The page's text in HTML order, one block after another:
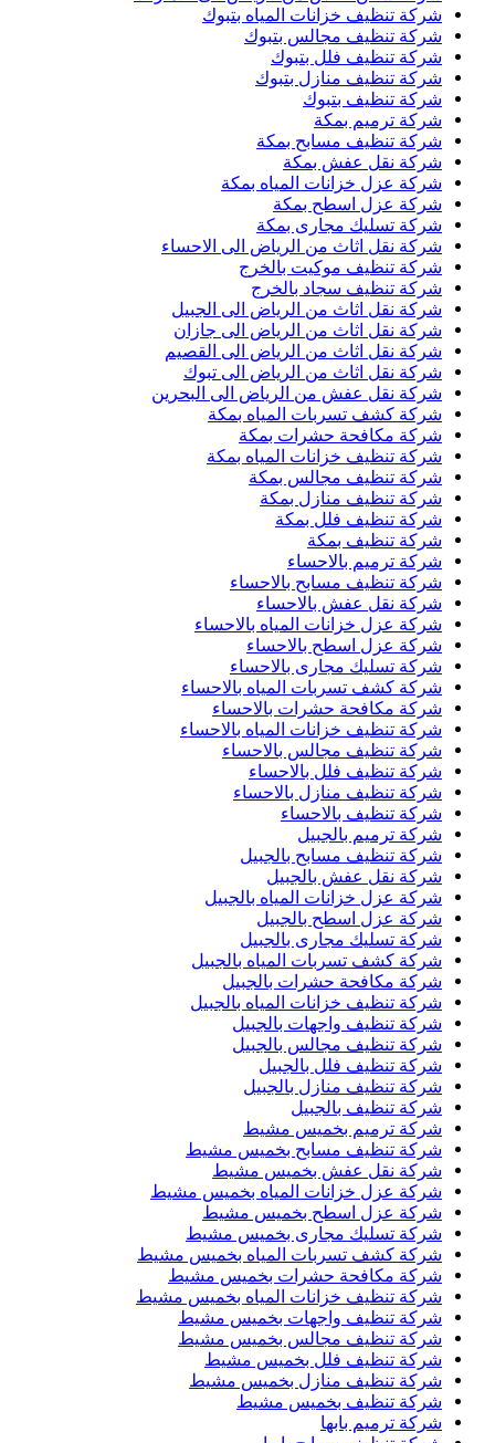
شركة تنظيف خزانات المياه بتبوك
شركة تنظيف مجالس بتبوك
شركة تنظيف فلل بتبوك
شركة تنظيف منازل بتبوك
شركة تنظيف بتبوك
شركة ترميم بمكة
شركة تنظيف مسابح بمكة
شركة نقل عفش بمكة
شركة عزل خزانات المياه بمكة
شركة عزل اسطح بمكة
شركة تسليك مجارى بمكة
شركة نقل اثاث من الرياض الى الاحساء
شركة تنظيف موكيت بالخرج
شركة تنظيف سجاد بالخرج
شركة نقل اثاث من الرياض الى الجبيل
شركة نقل اثاث من الرياض الى جازان
شركة نقل اثاث من الرياض الى القصيم
شركة نقل اثاث من الرياض الى تبوك
شركة نقل عفش من الرياض الى البحرين
شركة كشف تسربات المياه بمكة
شركة مكافحة حشرات بمكة
شركة تنظيف خزانات المياه بمكة
شركة تنظيف مجالس بمكة
شركة تنظيف منازل بمكة
شركة تنظيف فلل بمكة
شركة تنظيف بمكة
شركة ترميم بالاحساء
شركة تنظيف مسابح بالاحساء
شركة نقل عفش بالاحساء
شركة عزل خزانات المياه بالاحساء
شركة عزل اسطح بالاحساء
شركة تسليك مجارى بالاحساء
شركة كشف تسربات المياه بالاحساء
شركة مكافحة حشرات بالاحساء
شركة تنظيف خزانات المياه بالاحساء
شركة تنظيف مجالس بالاحساء
شركة تنظيف فلل بالاحساء
شركة تنظيف منازل بالاحساء
شركة تنظيف بالاحساء
شركة ترميم بالجبيل
شركة تنظيف مسابح بالجبيل
شركة نقل عفش بالجبيل
شركة عزل خزانات المياه بالجبيل
شركة عزل اسطح بالجبيل
شركة تسليك مجارى بالجبيل
شركة كشف تسربات المياه بالجبيل
شركة مكافحة حشرات بالجبيل
شركة تنظيف خزانات المياه بالجبيل
شركة تنظيف واجهات بالجبيل
شركة تنظيف مجالس بالجبيل
شركة تنظيف فلل بالجبيل
شركة تنظيف منازل بالجبيل
شركة تنظيف بالجبيل
شركة ترميم بخميس مشيط
شركة تنظيف مسابح بخميس مشيط
شركة نقل عفش بخميس مشيط
شركة عزل خزانات المياه بخميس مشيط
شركة عزل اسطح بخميس مشيط
شركة تسليك مجارى بخميس مشيط
شركة كشف تسربات المياه بخميس مشيط
شركة مكافحة حشرات بخميس مشيط
شركة تنظيف خزانات المياه بخميس مشيط
شركة تنظيف واجهات بخميس مشيط
شركة تنظيف مجالس بخميس مشيط
شركة تنظيف فلل بخميس مشيط
شركة تنظيف منازل بخميس مشيط
شركة تنظيف بخميس مشيط
شركة ترميم بابها